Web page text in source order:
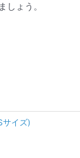
ょう。
サイズ)